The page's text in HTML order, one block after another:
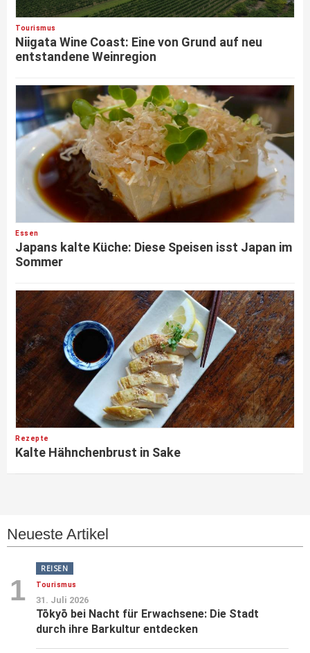
Tourismus
Niigata Wine Coast: Eine von Grund auf neu
entstandene Weinregion
Essen
Japans kalte Küche: Diese Speisen isst Japan im
Sommer
Rezepte
Kalte Hähnchenbrust in Sake
Neueste Artikel
1
REISEN
Tourismus
31. Juli 2026
Tōkyō bei Nacht für Erwachsene: Die Stadt
durch ihre Barkultur entdecken